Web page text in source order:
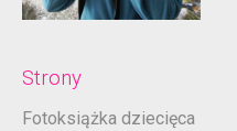
Strony
Fotoksiążka dziecięca